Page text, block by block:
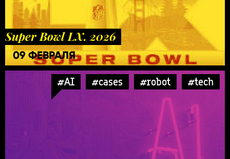
Super Bowl LX. 2026
09 ФЕВРАЛЯ
#AI #cases #robot #tech